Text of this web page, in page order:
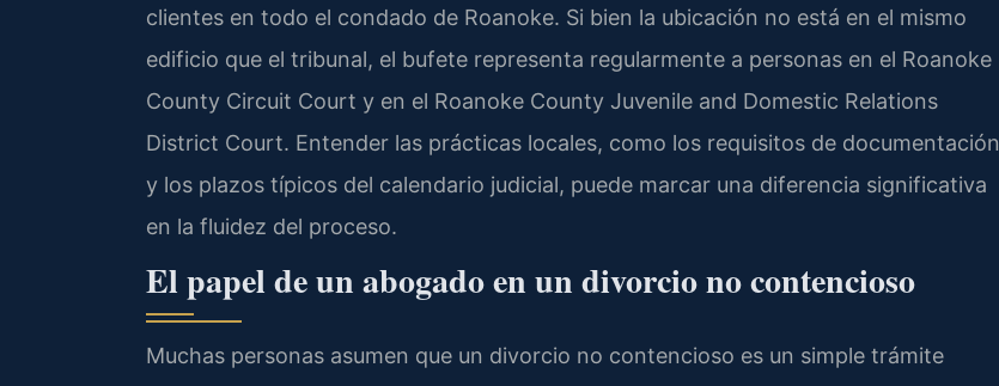
clientes en todo el condado de Roanoke. Si bien la ubicación no está en el mismo
edificio que el tribunal, el bufete representa regularmente a personas en el Roanoke
County Circuit Court y en el Roanoke County Juvenile and Domestic Relations
District Court. Entender las prácticas locales, como los requisitos de documentación
y los plazos típicos del calendario judicial, puede marcar una diferencia significativa
en la fluidez del proceso.
El papel de un abogado en un divorcio no contencioso
Muchas personas asumen que un divorcio no contencioso es un simple trámite